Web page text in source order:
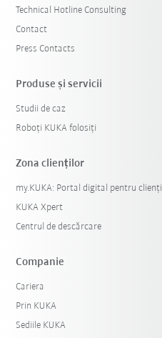
Technical Hotline Consulting
Contact
Press Contacts
Produse şi servicii
Studii de caz
Roboți KUKA folosiți
Zona clienților
my.KUKA: Portal digital pentru clienți
KUKA Xpert
Centrul de descărcare
Companie
Cariera
Prin KUKA
Sediile KUKA